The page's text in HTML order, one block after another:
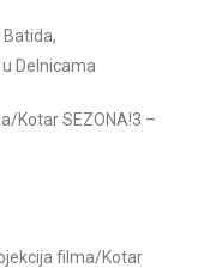
Delnicama
Kotar SEZONA!3 –
filma/Kotar